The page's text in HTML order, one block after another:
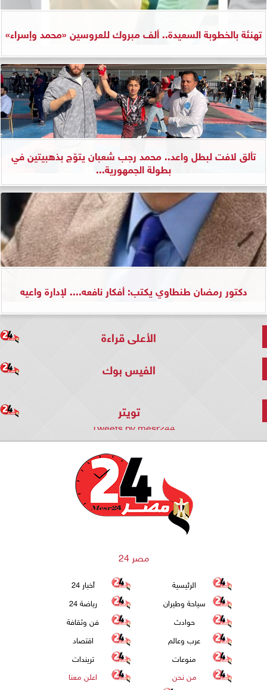
تهنئة بالخطوبة السعيدة.. ألف مبروك للعروسين «محمد وإسراء»
تألق لافت لبطل واعد.. محمد رجب شعبان يتوّج بذهبيتين في
بطولة الجمهورية...
دكتور رمضان طنطاوي يكتب: أفكار نافعه.... لإدارة واعيه
الأعلى قراءة
الفيس بوك
تويتر
Tweets by mesr244
مصر 24
الرئيسية
أخبار 24
سياحة وطيران
رياضة 24
حوادث
فن وثقافة
عرب وعالم
اقتصاد
منوعات
تريندات
من نحن
اعلن معنا